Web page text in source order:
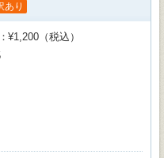
あり
¥1,200（税込）